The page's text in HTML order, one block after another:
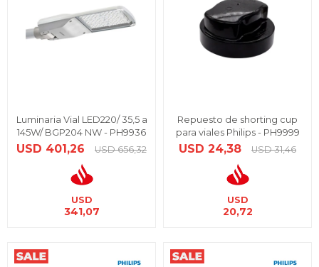
Luminaria Vial LED220/ 35,5 a
145W/ BGP204 NW - PH9936
USD 401,26 USD 656,32
USD
341,07
Repuesto de shorting cup
para viales Philips - PH9999
USD 24,38 USD 31,46
USD
20,72